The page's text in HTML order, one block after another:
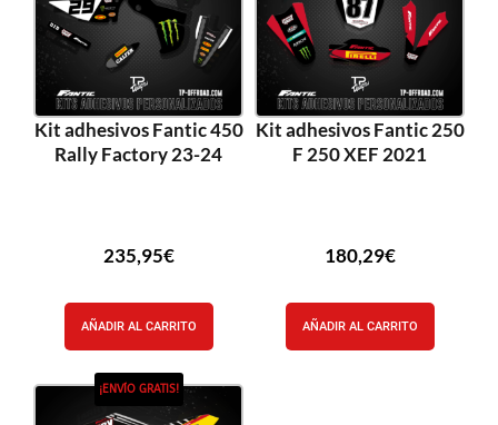
Kit adhesivos Fantic 450
Rally Factory 23-24
235,95€
AÑADIR AL CARRITO
Kit adhesivos Fantic 250
F 250 XEF 2021
180,29€
AÑADIR AL CARRITO
¡ENVÍO GRATIS!